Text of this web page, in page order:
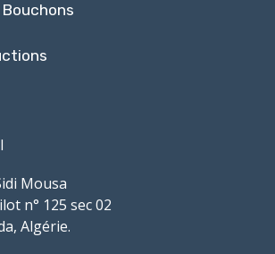
Mousa
n° 125 sec 02
Algérie.